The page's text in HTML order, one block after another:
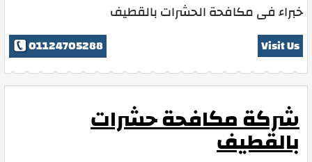
خبراء فى مكافحة الحشرات بالقطيف
01124705288 Visit Us
شركة مكافحة حشرات
بالقطيف